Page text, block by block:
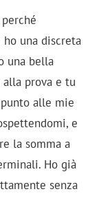
una discreta
una bella
alla prova e tu
alle mie
e
la somma a
Ho già
senza